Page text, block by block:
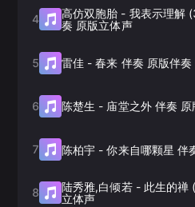
4 高仿双胞胎 - 我表示理解
奏 原版立体声
5 雷佳 -春来 伴奏 原版伴奏
6 陈楚生 - 庙堂之外 伴奏 原
7 陈柏宇 -你来自哪颗星 伴
8 陆秀雅,白倾若- 此生的禅 (女
立体声